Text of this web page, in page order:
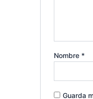
Nombre *
Guarda